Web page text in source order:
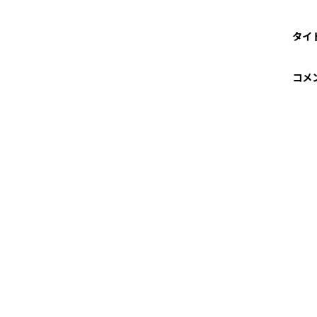
タイ
コメ